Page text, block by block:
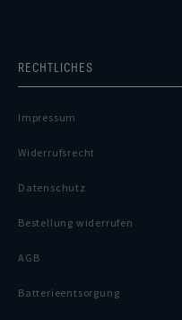
RECHTLICHES
Impressum
Widerrufsrecht
Datenschutz
Bestellung widerrufen
AGB
Batterieentsorgung